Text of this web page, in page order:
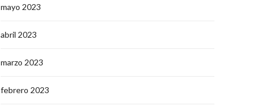
mayo 2023
abril 2023
marzo 2023
febrero 2023